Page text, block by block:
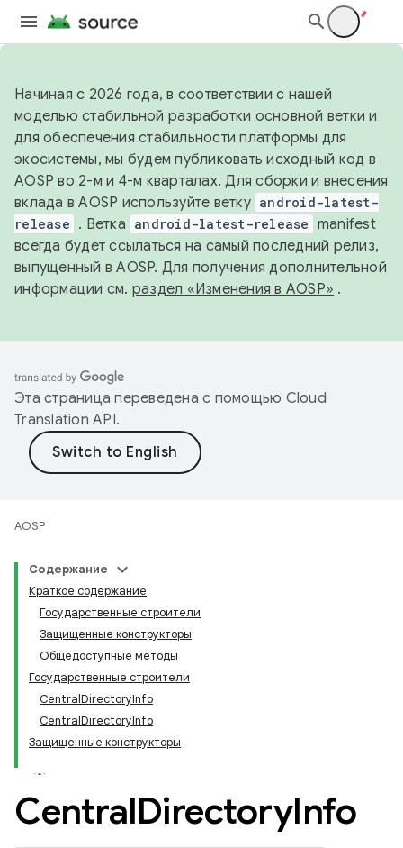
Начиная с 2026 года, в соответствии с нашей
моделью стабильной разработки основной ветки и
для обеспечения стабильности платформы для
экосистемы, мы будем публиковать исходный код в
AOSP во 2-м и 4-м кварталах. Для сборки и внесения
вклада в AOSP используйте ветку android-latest-
release . Ветка android-latest-release manifest
всегда будет ссылаться на самый последний релиз,
выпущенный в AOSP. Для получения дополнительной
информации см. раздел «Изменения в AOSP» .
Эта страница переведена с помощью Cloud
Translation API.
AOSP
Содержание
Краткое содержание
Государственные строители
Защищенные конструкторы
Общедоступные методы
Государственные строители
CentralDirectoryInfo
CentralDirectoryInfo
Защищенные конструкторы
CentralDirectoryInfo